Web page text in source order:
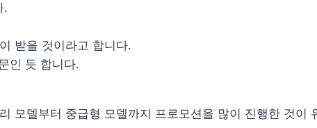
.
받을 것이라고 합니다.
인 듯 합니다.
모델부터 중급형 모델까지 프로모션을 많이 진행한 것이